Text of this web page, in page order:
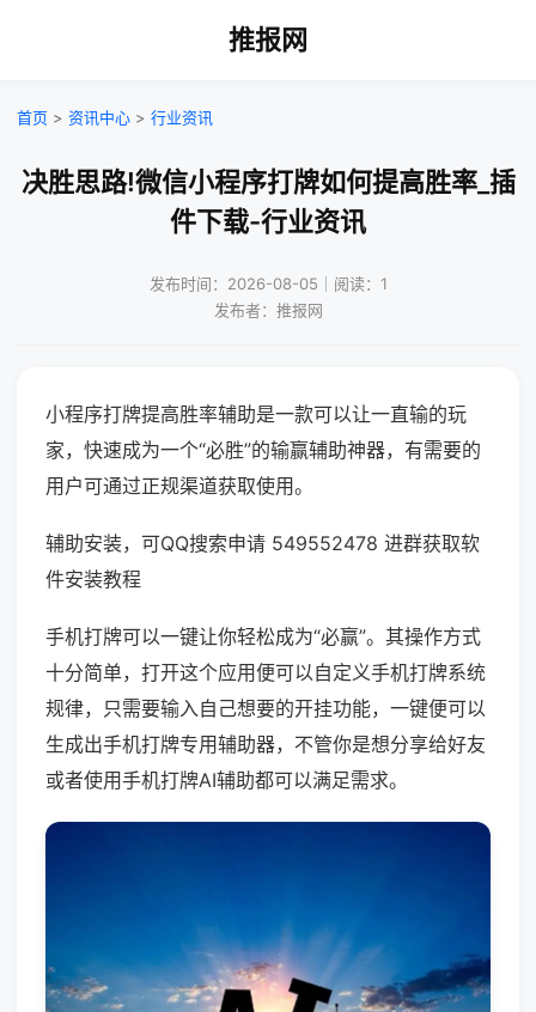
推报网
首页 > 资讯中心 > 行业资讯
决胜思路!微信小程序打牌如何提高胜率_插
件下载-行业资讯
发布时间：2026-08-05｜阅读：1
发布者：推报网
小程序打牌提高胜率辅助是一款可以让一直输的玩
家，快速成为一个“必胜”的输赢辅助神器，有需要的
用户可通过正规渠道获取使用。
辅助安装，可QQ搜索申请 549552478 进群获取软
件安装教程
手机打牌可以一键让你轻松成为“必赢”。其操作方式
十分简单，打开这个应用便可以自定义手机打牌系统
规律，只需要输入自己想要的开挂功能，一键便可以
生成出手机打牌专用辅助器，不管你是想分享给好友
或者使用手机打牌AI辅助都可以满足需求。